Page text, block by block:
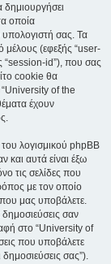
οποία
σας. Τα
μέλους (εφεξής “user-
“session-id”), που σας
cookie θα
“University of the
έχουν
λογισμικού phpBB
αυτά είναι έξω
τις σελίδες που
με τον οποίο
που μας υποβάλετε.
δημοσιεύσεις σαν
στο “University of
που υποβάλετε
σας”).